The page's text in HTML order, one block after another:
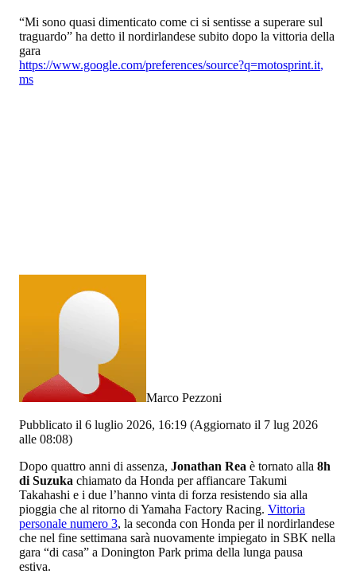
“Mi sono quasi dimenticato come ci si sentisse a superare sul
traguardo” ha detto il nordirlandese subito dopo la vittoria della
gara
https://www.google.com/preferences/source?q=motosprint.it,
ms
Marco Pezzoni
Pubblicato il 6 luglio 2026, 16:19 (Aggiornato il 7 lug 2026
alle 08:08)
Dopo quattro anni di assenza, Jonathan Rea è tornato alla 8h
di Suzuka chiamato da Honda per affiancare Takumi
Takahashi e i due l’hanno vinta di forza resistendo sia alla
pioggia che al ritorno di Yamaha Factory Racing. Vittoria
personale numero 3, la seconda con Honda per il nordirlandese
che nel fine settimana sarà nuovamente impiegato in SBK nella
gara “di casa” a Donington Park prima della lunga pausa
estiva.